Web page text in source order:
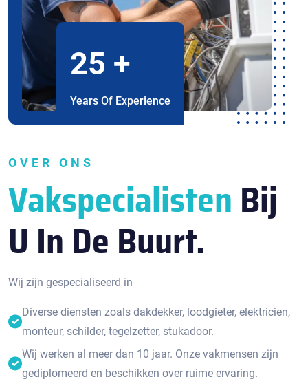
25 +
Years Of Experience
OVER ONS
Vakspecialisten Bij
U In De Buurt.
Wij zijn gespecialiseerd in
Diverse diensten zoals dakdekker, loodgieter, elektricien,
monteur, schilder, tegelzetter, stukadoor.
Wij werken al meer dan 10 jaar. Onze vakmensen zijn
gediplomeerd en beschikken over ruime ervaring.